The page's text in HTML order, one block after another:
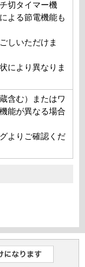
切タイマー機
よる節電機能も
しいただけま
により異なりま
含む）またはワ
能が異なる場合
よりご確認くだ